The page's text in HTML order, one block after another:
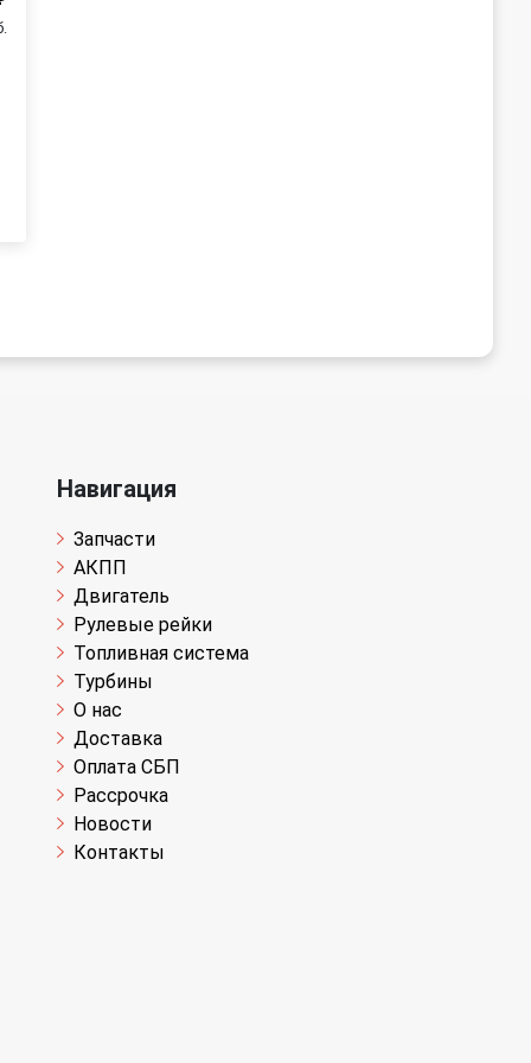
Навигация
Запчасти
АКПП
Двигатель
Рулевые рейки
Топливная система
Турбины
О нас
Доставка
Оплата СБП
Рассрочка
Новости
Контакты